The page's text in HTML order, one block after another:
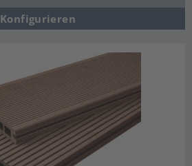
Konfigurieren